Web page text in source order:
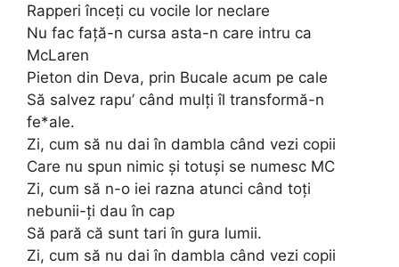
Rapperi înceți cu vocile lor neclare
Nu fac față-n cursa asta-n care intru ca
McLaren
Pieton din Deva, prin Bucale acum pe cale
Să salvez rapu’ când mulți îl transformă-n
fe*ale.
Zi, cum să nu dai în dambla când vezi copii
Care nu spun nimic și totuși se numesc MC
Zi, cum să n-o iei razna atunci când toți
nebunii-ți dau în cap
Să pară că sunt tari în gura lumii.
Zi, cum să nu dai în dambla când vezi copii